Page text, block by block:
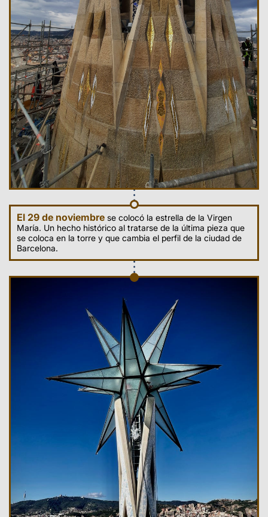
El 29 de noviembre se colocó la estrella de la Virgen
María. Un hecho histórico al tratarse de la última pieza que
se coloca en la torre y que cambia el perfil de la ciudad de
Barcelona.